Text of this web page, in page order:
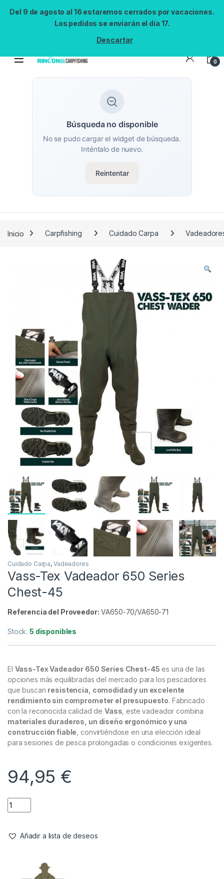
Del 9 de agosto al 16 estaremos cerrados por vacaciones.
Los pedidos se enviarán el día 17.
Descartar
0
Búsqueda no disponible
No se pudo cargar el widget de búsqueda.
Inténtalo de nuevo.
Reintentar
Inicio Carpfishing Cuidado Carpa
Cuidado Carpa, Vadeadores
Vass-Tex Vadeador 650 Series
Chest-45
Referencia del Proveedor: VA650-70/VA650-71
Stock:5 disponibles
El Vass-Tex Vadeador 650 Series Chest-45 es una de las
opciones más equilibradas del mercado para los pescadores
que buscan resistencia, comodidad y un excelente
rendimiento sin comprometer el presupuesto. Fabricado
con la reconocida calidad de Vass , este vadeador combina
materiales duraderos, un diseño ergonómico y una
construcción fiable , convirtiéndose en una elección ideal
para sesiones de pesca prolongadas o condiciones exigentes.
94,95 €
Añadir a lista de deseos